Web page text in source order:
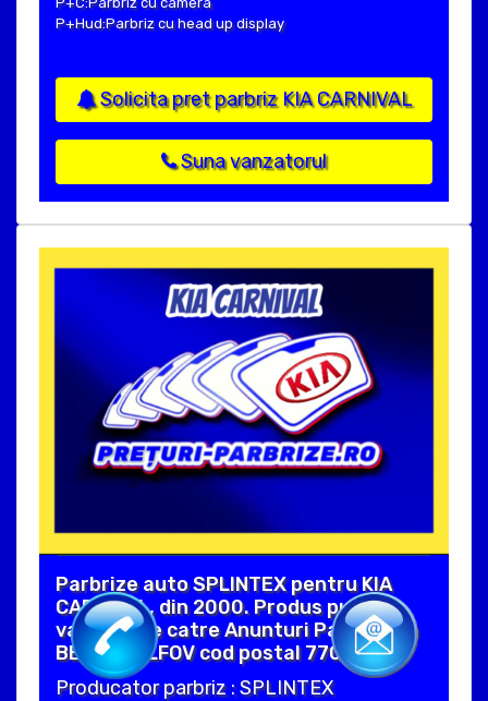
P+Hud:Parbriz cu head up display
Solicita pret parbriz KIA CARNIVAL
Suna vanzatorul
Parbrize auto SPLINTEX pentru KIA
CARNIVAL, din 2000. Produs pus in
vanzare de catre Anunturi Parbrize in
BERCENI ILFOV cod postal 77020 .
Producator parbriz : SPLINTEX